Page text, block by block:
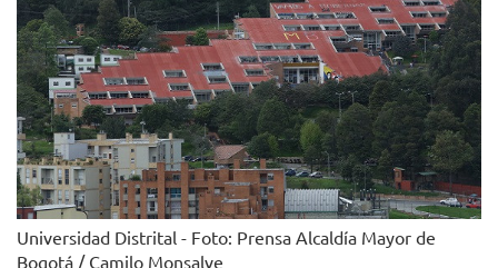
Universidad Distrital - Foto: Prensa Alcaldía Mayor de
Bogotá / Camilo Monsalve